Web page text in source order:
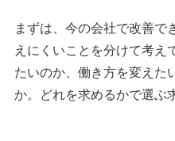
まずは、今の会社で改善で
えにくいことを分けて考え
たいのか、働き方を変えた
か。どれを求めるかで選ぶ